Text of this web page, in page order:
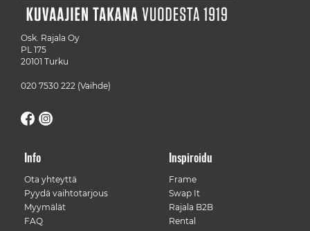
Osk. Rajala Oy
PL 175
20101 Turku
020 7530 222 (Vaihde)
Info
Ota yhteyttä
Pyydä vaihtotarjous
Myymälät
FAQ
Inspiroidu
Frame
Swap It
Rajala B2B
Rental